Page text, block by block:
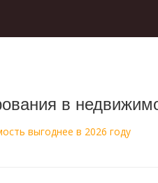
в
выгоднее в 2026 году